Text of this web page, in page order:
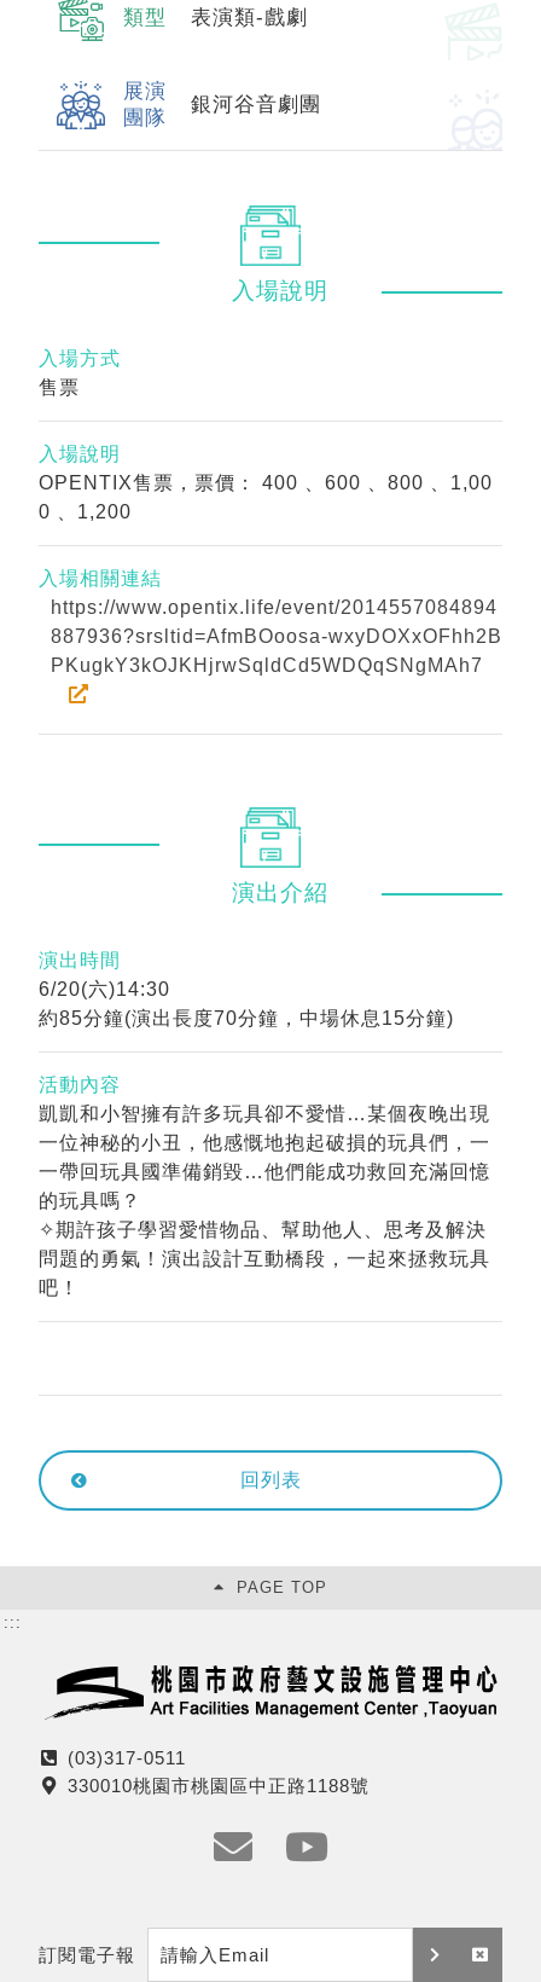
類型 表演類-戲劇
展演
團隊
銀河谷音劇團
入場說明
入場方式
售票
入場說明
OPENTIX售票，票價： 400 、600 、800 、1,00
0 、1,200
入場相關連結
https://www.opentix.life/event/2014557084894
887936?srsltid=AfmBOoosa-wxyDOXxOFhh2B
PKugkY3kOJKHjrwSqldCd5WDQqSNgMAh7
演出介紹
演出時間
6/20(六)14:30
約85分鐘(演出長度70分鐘，中場休息15分鐘)
活動內容
凱凱和小智擁有許多玩具卻不愛惜…某個夜晚出現
一位神秘的小丑，他感慨地抱起破損的玩具們，一
一帶回玩具國準備銷毀…他們能成功救回充滿回憶
的玩具嗎？
✧期許孩子學習愛惜物品、幫助他人、思考及解決
問題的勇氣！演出設計互動橋段，一起來拯救玩具
吧！
回列表
PAGE TOP
:::
電
話
(03)317-0511
地
330010桃園市桃園區中正路1188號
m
t
訂閱電子報